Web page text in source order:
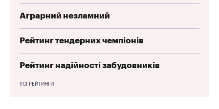
Аграрний незламний
Рейтинг тендерних чемпіонів
Рейтинг надійності забудовників
УСІ РЕЙТИНГИ